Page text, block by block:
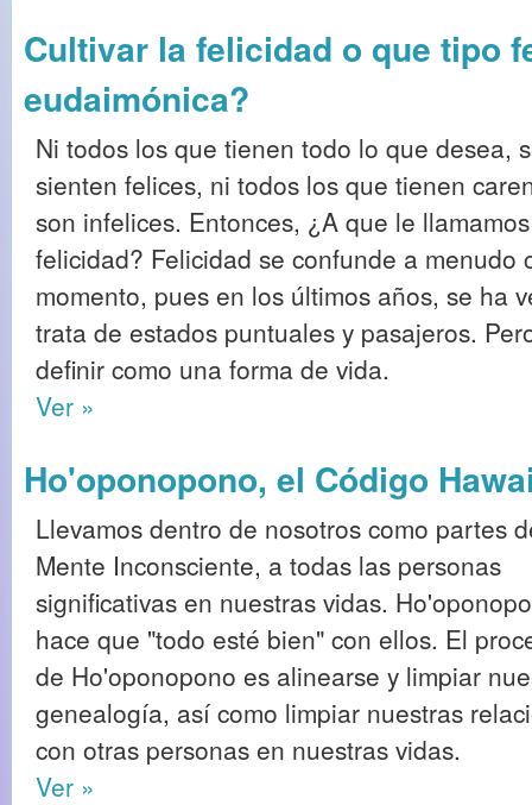
Cultivar la felicidad o que tipo
eudaimónica?
Ni todos los que tienen todo lo que desea,
sienten felices, ni todos los que tienen
son infelices. Entonces, ¿A que le llamamos
felicidad? Felicidad se confunde a menudo
momento, pues en los últimos años, se ha
trata de estados puntuales y pasajeros.
definir como una forma de vida.
Ver »
Ho'oponopono, el Código
Llevamos dentro de nosotros como partes
Mente Inconsciente, a todas las personas
significativas en nuestras vidas.
hace que "todo esté bien" con ellos. El
de Ho'oponopono es alinearse y limpiar
genealogía, así como limpiar nuestras
con otras personas en nuestras vidas.
Ver »